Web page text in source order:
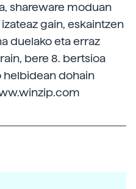
shareware moduan
gain, eskaintzen
duelako eta erraz
bere 8. bertsioa
helbidean dohain